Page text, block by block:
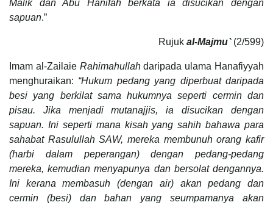
Malik dan Abu Hanifah berkata ia disucikan dengan
sapuan.”
Rujuk al-Majmu`(2/599)
Imam al-Zailaie Rahimahullahdaripada ulama Hanafiyyah
menghuraikan: “Hukum pedang yang diperbuat daripada
besi yang berkilat sama hukumnya seperti cermin dan
pisau. Jika menjadi mutanajjis, ia disucikan dengan
sapuan. Ini seperti mana kisah yang sahih bahawa para
sahabat Rasulullah SAW, mereka membunuh orang kafir
(harbi dalam peperangan) dengan pedang-pedang
mereka, kemudian menyapunya dan bersolat dengannya.
Ini kerana membasuh (dengan air) akan pedang dan
cermin (besi) dan bahan yang seumpamanya akan